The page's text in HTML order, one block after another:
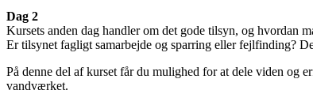
Dag 2
Kursets anden dag handler om det gode tilsyn, og hvordan
Er tilsynet fagligt samarbejde og sparring eller fejlfinding?
På denne del af kurset får du mulighed for at dele viden og
vandværket.